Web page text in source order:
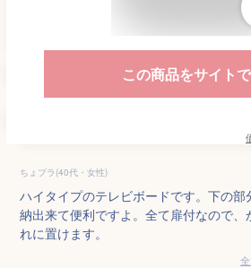
この商品をサイト
ちょプラ(40代・女性)
ハイタイプのテレビボードです。下の部
納出来て便利ですよ。全て扉付なので、
れに置けます。